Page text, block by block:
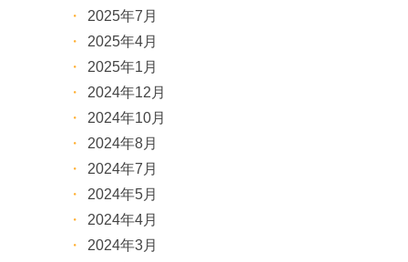
2025年7月
2025年4月
2025年1月
2024年12月
2024年10月
2024年8月
2024年7月
2024年5月
2024年4月
2024年3月